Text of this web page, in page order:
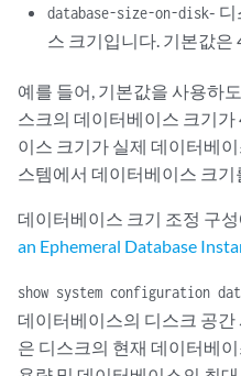
database-size-on-disk- 디
스 크기입니다. 기본값은
예를 들어, 기본값을 사용하
스크의 데이터베이스 크기
이스 크기가 실제 데이터베
스템에서 데이터베이스 크기
데이터베이스 크기 조정 구
an Ephemeral Database
show system configuration
데이터베이스의 디스크 공간
은 디스크의 현재 데이터베